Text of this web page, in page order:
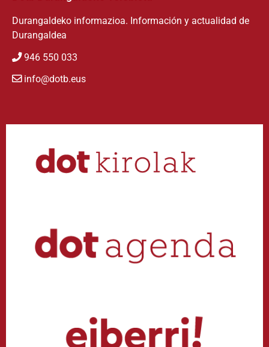
Durangaldeko informazioa. Información y actualidad de
Durangaldea
946 550 033
info@dotb.eus